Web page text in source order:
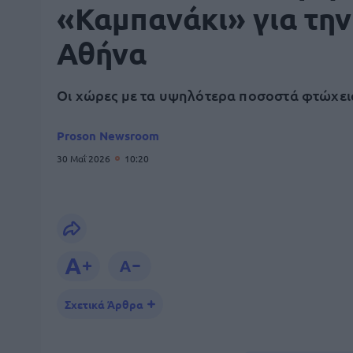
«Καμπανάκι» για την
Αθήνα
Οι χώρες με τα υψηλότερα ποσοστά
Proson Newsroom
30 Μαΐ 2026 10:20
Σχετικά Άρθρα